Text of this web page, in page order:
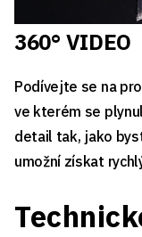
360° VIDEO
Podívejte se na
ve kterém se
detail tak, jako
umožní získat